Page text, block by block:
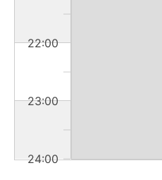
22:00
23:00
24:00